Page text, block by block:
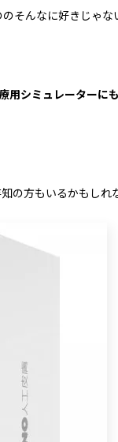
そんなに好きじゃな
用シミュレーターに
の方もいるかもしれ